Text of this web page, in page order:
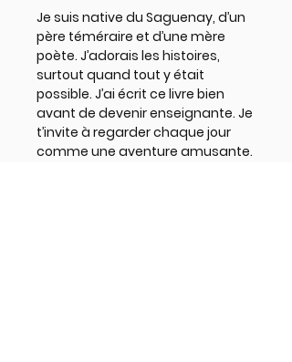
Je suis native du Saguenay, d’un
père téméraire et d’une mère
poète. J’adorais les histoires,
surtout quand tout y était
possible. J’ai écrit ce livre bien
avant de devenir enseignante. Je
t’invite à regarder chaque jour
comme une aventure amusante.